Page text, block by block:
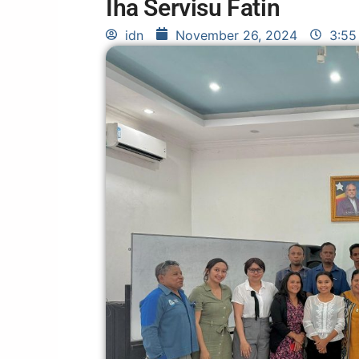
Iha Servisu Fatin
idn November 26, 2024